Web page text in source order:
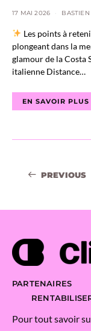
17 MAI 2026 BASTIEN
Les points à
plongeant dans la
glamour de la Costa
italienne Distance…
EN SAVOIR PLUS
PREVIOUS
PARTENAIRES
Pour tout savoir